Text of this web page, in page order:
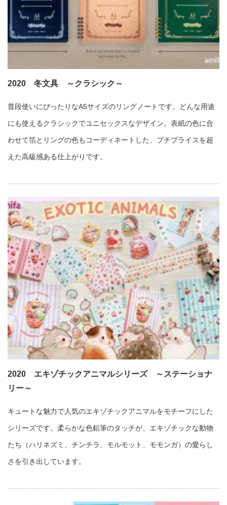
2020 冬文具 ～クラシック～
普段使いにぴったりなA5サイズのリングノートです。どんな用途
にも使えるクラシックでユニセックスなデザイン。表紙の色に合
わせて箔とリングの色もコーディネートした、プチプライスを超
えた高級感ある仕上がりです。
2020 エキゾチックアニマルシリーズ ～ステーショナ
リー～
キュートな魅力で人気のエキゾチックアニマルをモチーフにした
シリーズです。柔らかな色鉛筆のタッチが、エキゾチックな動物
たち（ハリネズミ、チンチラ、モルモット、モモンガ）の愛らし
さを引き出しています。